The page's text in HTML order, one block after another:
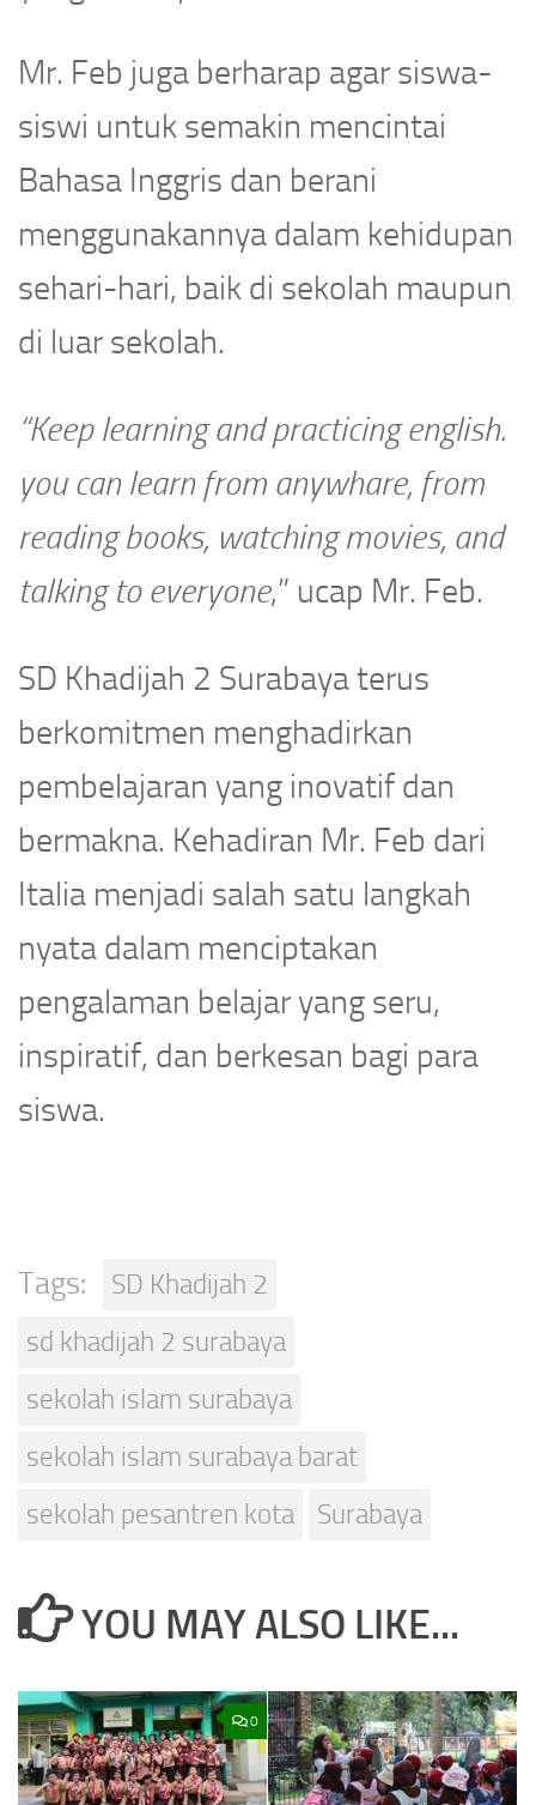
Mr. Feb juga berharap agar siswa-
siswi untuk semakin mencintai
Bahasa Inggris dan berani
menggunakannya dalam kehidupan
sehari-hari, baik di sekolah maupun
di luar sekolah.
“Keep learning and practicing english.
you can learn from anywhare, from
reading books, watching movies, and
talking to everyone,” ucap Mr. Feb.
SD Khadijah 2 Surabaya terus
berkomitmen menghadirkan
pembelajaran yang inovatif dan
bermakna. Kehadiran Mr. Feb dari
Italia menjadi salah satu langkah
nyata dalam menciptakan
pengalaman belajar yang seru,
inspiratif, dan berkesan bagi para
siswa.
Tags:
SD Khadijah 2
sd khadijah 2 surabaya
sekolah islam surabaya
sekolah islam surabaya barat
sekolah pesantren kota
Surabaya
YOU MAY ALSO LIKE...
0